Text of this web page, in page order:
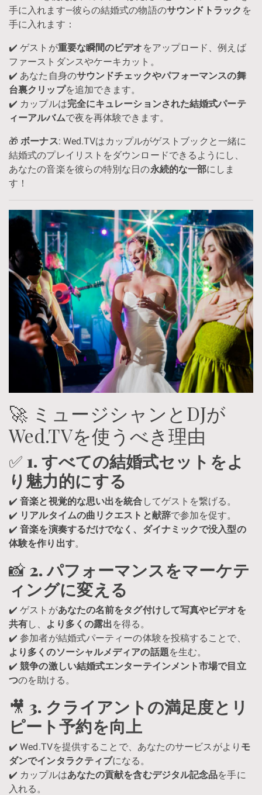
手に入れます—彼らの結婚式の物語のサウンドトラック を
手に入れます：
✔️ ゲストが重要な瞬間のビデオ をアップロード、例えば
ファーストダンスやケーキカット。
✔️ あなた自身のサウンドチェックやパフォーマンスの舞
台裏クリップを追加できます。
✔️ カップルは完全にキュレーションされた結婚式パーテ
ィーアルバムで夜を再体験できます。
🎁ボーナス: Wed.TVはカップルがゲストブックと一緒に
結婚式のプレイリストをダウンロードできるようにし、
あなたの音楽を彼らの特別な日の永続的な一部にしま
す！
🚀 ミュージシャンとDJが
Wed.TVを使うべき理由
✅1. すべての結婚式セットをよ
り魅力的にする
✔️音楽と視覚的な思い出を統合 してゲストを繋げる。
✔️ リアルタイムの曲リクエストと献辞で参加を促す。
✔️音楽を演奏するだけでなく、ダイナミックで没入型の
体験を作り出す。
📸 2. パフォーマンスをマーケテ
ィングに変える
✔️ ゲストがあなたの名前をタグ付けして写真やビデオを
共有し、 より多くの露出を得る。
✔️ 参加者が結婚式パーティーの体験を投稿することで、
より多くのソーシャルメディアの話題を生む。
✔️競争の激しい結婚式エンターテインメント市場で目立
つのを助ける。
🎥3. クライアントの満足度とリ
ピート予約を向上
✔️ Wed.TVを提供することで、あなたのサービスがより モ
ダンでインタラクティブになる。
✔️ カップルはあなたの貢献を含むデジタル記念品を手に
入れる。